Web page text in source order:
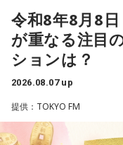
音楽体験とすごくつな
「あ、自分もバンドで
ワクワク感のようなも
ます。歌詞は自分と向
ど、音像がかなり爽や
いくような“若さ”をす
原。さらに、日常生活
性を語ります。
江原：やっぱり、集中
べて、新しいお家を建
れを大事にして、コン
ことであれば、もし
さて、あなたが気にな
次の中から近いものを
1． 水がこぼれてしま
2． こんなに水は必要な
3． ひび割れなど壊れ
4． どうやって放水し
【解説】
令和8年8月8
が重なる注目
ションは？
2026.08.07 up
提供：TOKYO FM